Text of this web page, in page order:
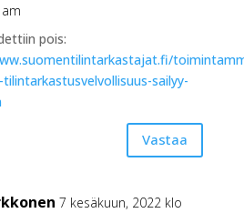
pois:
sailyy-
Vastaa
7 kesäkuun, 2022 klo